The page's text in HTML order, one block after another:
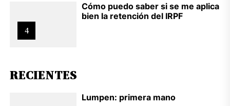
4
Cómo puedo saber si se me aplica
bien la retención del IRPF
RECIENTES
Lumpen: primera mano